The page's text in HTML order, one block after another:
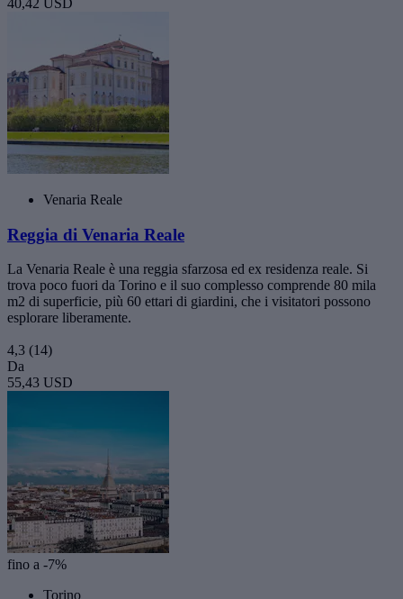
Venaria Reale
Reggia di Venaria Reale
La Venaria Reale è una reggia sfarzosa ed ex residenza reale. Si
trova poco fuori da Torino e il suo complesso comprende 80 mila
m2 di superficie, più 60 ettari di giardini, che i visitatori possono
esplorare liberamente.
4,3 (14)
Da
55,43 USD
fino a -7%
Torino